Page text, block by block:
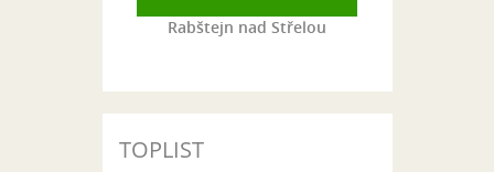
Rabštejn nad Střelou
TOPLIST